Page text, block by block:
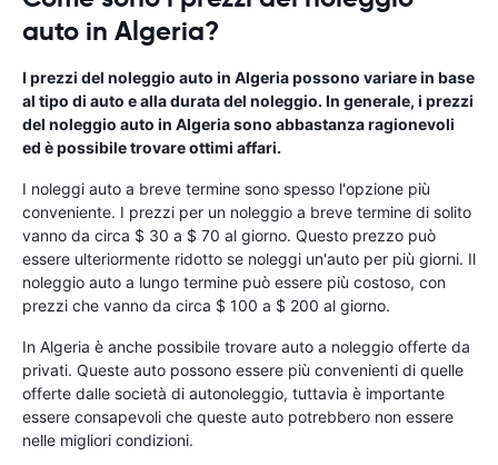
auto in Algeria?
I prezzi del noleggio auto in Algeria possono variare in base
al tipo di auto e alla durata del noleggio. In generale, i prezzi
del noleggio auto in Algeria sono abbastanza ragionevoli
ed è possibile trovare ottimi affari.
I noleggi auto a breve termine sono spesso l'opzione più
conveniente. I prezzi per un noleggio a breve termine di solito
vanno da circa $ 30 a $ 70 al giorno. Questo prezzo può
essere ulteriormente ridotto se noleggi un'auto per più giorni. Il
noleggio auto a lungo termine può essere più costoso, con
prezzi che vanno da circa $ 100 a $ 200 al giorno.
In Algeria è anche possibile trovare auto a noleggio offerte da
privati. Queste auto possono essere più convenienti di quelle
offerte dalle società di autonoleggio, tuttavia è importante
essere consapevoli che queste auto potrebbero non essere
nelle migliori condizioni.